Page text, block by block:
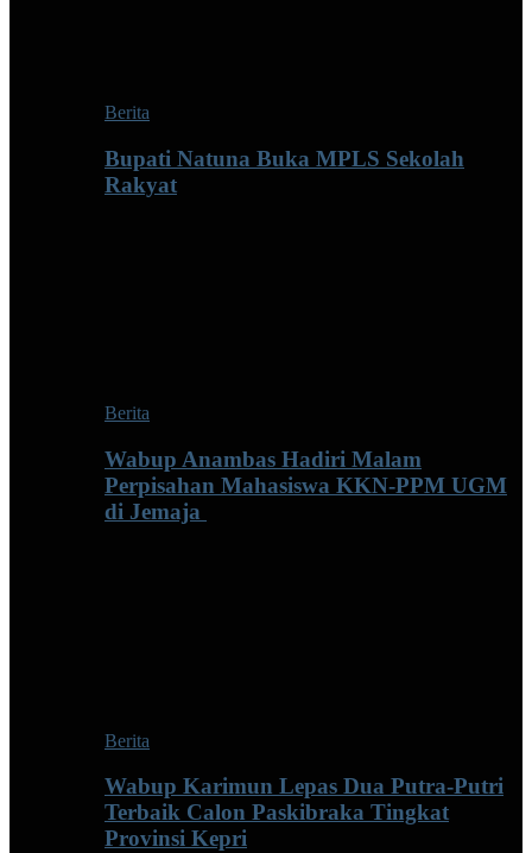
Berita
Bupati Natuna Buka MPLS Sekolah
Rakyat
Berita
Wabup Anambas Hadiri Malam
Perpisahan Mahasiswa KKN-PPM UGM
di Jemaja ‎
Berita
Wabup Karimun Lepas Dua Putra-Putri
Terbaik Calon Paskibraka Tingkat
Provinsi Kepri